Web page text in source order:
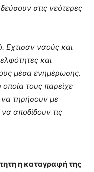
στις νεότερες
Εχτισαν ναούς και
και
μέσα ενημέρωσης.
τους παρείχε
να τηρήσουν με
αποδίδουν τις
η καταγραφή της